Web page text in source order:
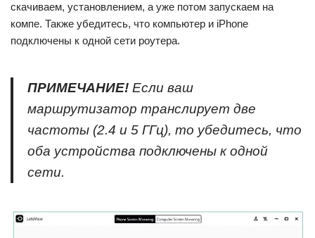
скачиваем, установлением, а уже потом запускаем на
компе. Также убедитесь, что компьютер и iPhone
подключены к одной сети роутера.
ПРИМЕЧАНИЕ! Если ваш
маршрутизатор транслирует две
частоты (2.4 и 5 ГГц), то убедитесь, что
оба устройства подключены к одной
сети.